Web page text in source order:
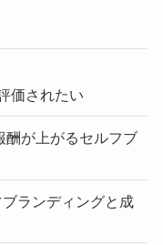
価されたい
酬が上がるセルフブ
ランディングと成